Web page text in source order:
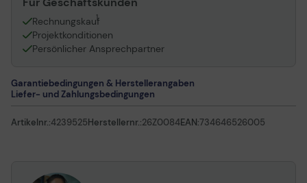
Rechnungskauf
1
Projektkonditionen
Persönlicher Ansprechpartner
Garantiebedingungen & Herstellerangaben
Liefer- und Zahlungsbedingungen
Artikelnr.:4239525Herstellernr.:26Z0084EAN:734646526005